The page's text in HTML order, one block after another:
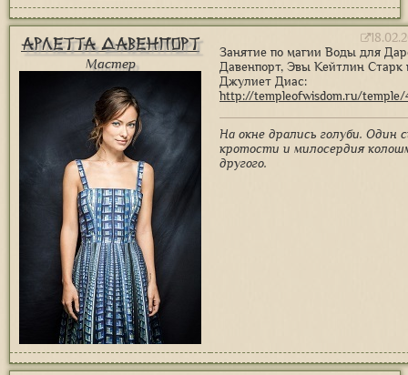
Арлетта Давенпорт
Мастер
Занятие по магии Воды для
Давенпорт, Эвы Кейтлин Старк
Джулиет Диас:
http://templeofwisdom.ru/
На окне дрались голуби. Один
кротости и милосердия
другого.